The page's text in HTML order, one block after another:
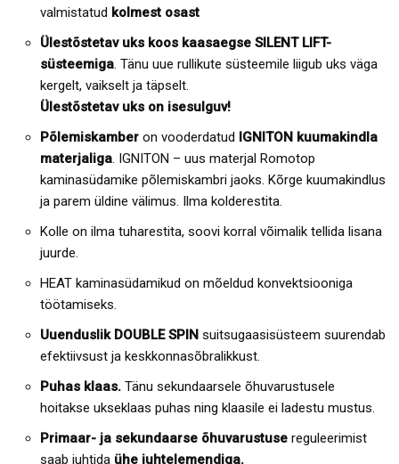
valmistatud kolmest osast
Ülestõstetav uks koos kaasaegse SILENT LIFT-
süsteemiga. Tänu uue rullikute süsteemile liigub uks väga
kergelt, vaikselt ja täpselt.
Ülestõstetav uks on isesulguv!
Põlemiskamber on vooderdatud IGNITON kuumakindla
materjaliga. IGNITON – uus materjal Romotop
kaminasüdamike põlemiskambri jaoks. Kõrge kuumakindlus
ja parem üldine välimus. Ilma kolderestita.
Kolle on ilma tuharestita, soovi korral võimalik tellida lisana
juurde.
HEAT kaminasüdamikud on mõeldud konvektsiooniga
töötamiseks.
Uuenduslik DOUBLE SPIN suitsugaasisüsteem suurendab
efektiivsust ja keskkonnasõbralikkust.
Puhas klaas. Tänu sekundaarsele õhuvarustusele
hoitakse ukseklaas puhas ning klaasile ei ladestu mustus.
Primaar- ja sekundaarse õhuvarustuse reguleerimist
saab juhtida ühe juhtelemendiga.